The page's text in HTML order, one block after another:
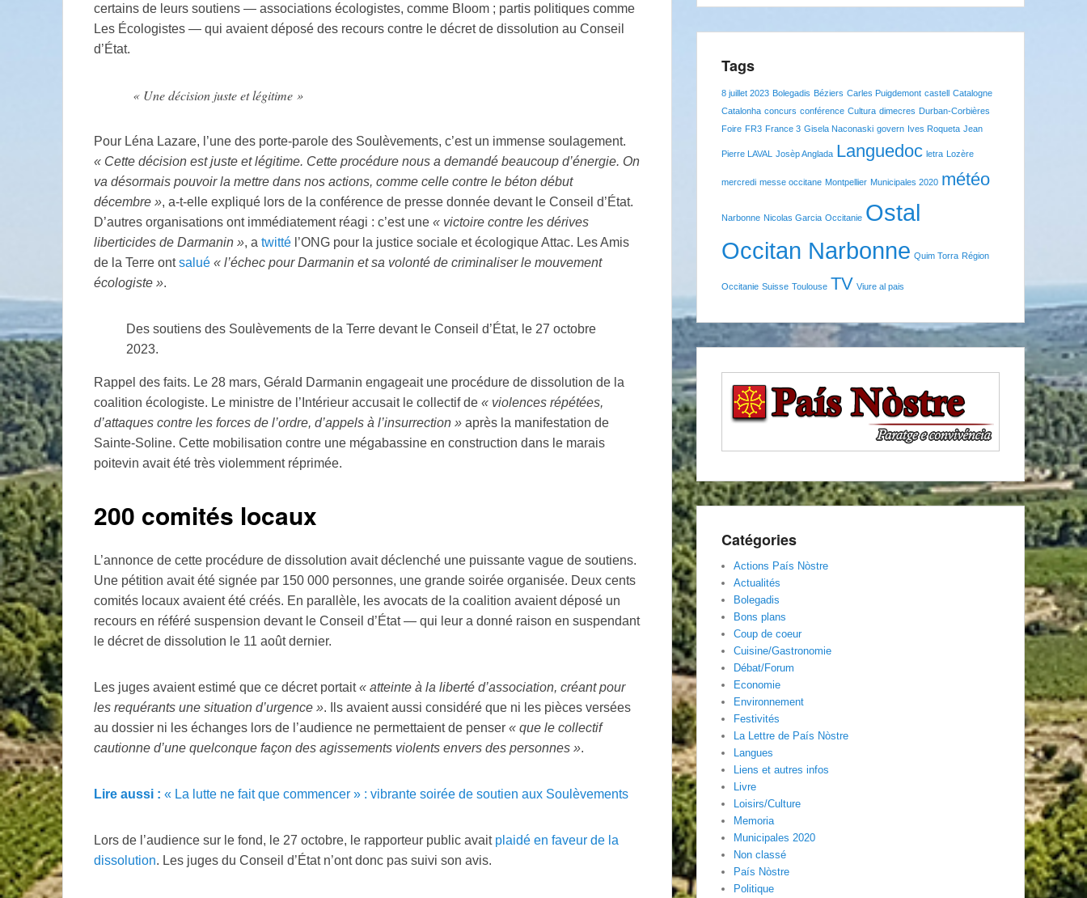
certains de leurs soutiens — associations écologistes, comme Bloom ; partis politiques comme
Les Écologistes — qui avaient déposé des recours contre le décret de dissolution au Conseil
d’État.
« Une décision juste et légitime »
Pour Léna Lazare, l’une des porte-parole des Soulèvements, c’est un immense soulagement.
« Cette décision est juste et légitime. Cette procédure nous a demandé beaucoup d’énergie. On
va désormais pouvoir la mettre dans nos actions, comme celle contre le béton début
décembre », a-t-elle expliqué lors de la conférence de presse donnée devant le Conseil d’État.
D’autres organisations ont immédiatement réagi : c’est une « victoire contre les dérives
liberticides de Darmanin », a twitté l’ONG pour la justice sociale et écologique Attac. Les Amis
de la Terre ontsalué « l’échec pour Darmanin et sa volonté de criminaliser le mouvement
écologiste ».
Des soutiens des Soulèvements de la Terre devant le Conseil d’État, le 27 octobre
2023.
Rappel des faits. Le 28 mars, Gérald Darmanin engageait une procédure de dissolution de la
coalition écologiste. Le ministre de l’Intérieur accusait le collectif de « violences répétées,
d’attaques contre les forces de l’ordre, d’appels à l’insurrection » après la manifestation de
Sainte-Soline. Cette mobilisation contre une mégabassine en construction dans le marais
poitevin avait été très violemment réprimée.
200 comités locaux
L’annonce de cette procédure de dissolution avait déclenché une puissante vague de soutiens.
Une pétition avait été signée par 150 000 personnes, une grande soirée organisée. Deux cents
comités locaux avaient été créés. En parallèle, les avocats de la coalition avaient déposé un
recours en référé suspension devant le Conseil d’État — qui leur a donné raison en suspendant
le décret de dissolution le 11 août dernier.
Les juges avaient estimé que ce décret portait« atteinte à la liberté d’association, créant pour
les requérants une situation d’urgence ». Ils avaient aussi considéré que ni les pièces versées
au dossier ni les échanges lors de l’audience ne permettaient de penser « que le collectif
cautionne d’une quelconque façon des agissements violents envers des personnes ».
Lire aussi : « La lutte ne fait que commencer » : vibrante soirée de soutien aux Soulèvements
Lors de l’audience sur le fond, le 27 octobre, le rapporteur public avait plaidé en faveur de la
dissolution. Les juges du Conseil d’État n’ont donc pas suivi son avis.
Tags
8 juillet 2023 Bolegadis Béziers Carles Puigdemont castell Catalogne
Catalonha concurs conférence Cultura dimecres Durban-Corbières
Foire FR3 France 3 Gisela Naconaski govern Ives Roqueta Jean
Pierre LAVAL Josèp Anglada Languedoc letra Lozère
mercredi messe occitane Montpellier Municipales 2020 météo
Narbonne Nicolas Garcia Occitanie Ostal
Occitan Narbonne Quim Torra Région
Occitanie Suisse Toulouse TV Viure al pais
Catégories
Actions País Nòstre
Actualités
Bolegadis
Bons plans
Coup de coeur
Cuisine/Gastronomie
Débat/Forum
Economie
Environnement
Festivités
La Lettre de País Nòstre
Langues
Liens et autres infos
Livre
Loisirs/Culture
Memoria
Municipales 2020
Non classé
País Nòstre
Politique